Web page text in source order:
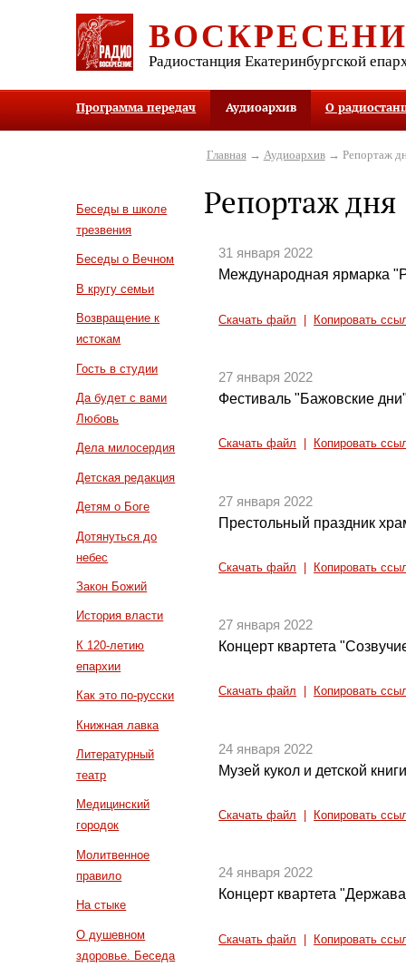
Радиостанция Екатеринбургской
Программа передач Аудиоархив О
Беседы в школе
трезвения
Беседы о Вечном
В кругу семьи
Возвращение к
истокам
Гость в студии
Да будет с вами
Любовь
Дела милосердия
Детская редакция
Детям о Боге
Дотянуться до
небес
Закон Божий
История власти
К 120-летию
епархии
Как это по-русски
Книжная лавка
Литературный
театр
Медицинский
городок
Молитвенное
правило
На стыке
О душевном
здоровье. Беседа
Главная→ Аудиоархив→ Репортаж
Репортаж дня
31 января 2022
Международная ярмарка
Скачать файл Копировать
27 января 2022
Фестиваль "Бажовские
Скачать файл Копировать
27 января 2022
Престольный праздник
Скачать файл Копировать
27 января 2022
Концерт квартета
Скачать файл Копировать
24 января 2022
Музей кукол и детской
Скачать файл Копировать
24 января 2022
Концерт квартета
Скачать файл Копировать